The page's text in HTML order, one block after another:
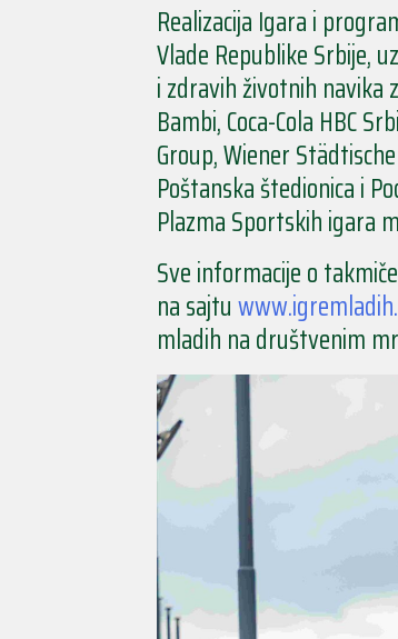
Realizacija Igara i
Vlade Republike Srbije,
i zdravih životnih navika
Bambi, Coca-Cola HBC
Group, Wiener
Poštanska štedionica i
Plazma Sportskih igara
Sve informacije o
na sajtu
mladih na društvenim